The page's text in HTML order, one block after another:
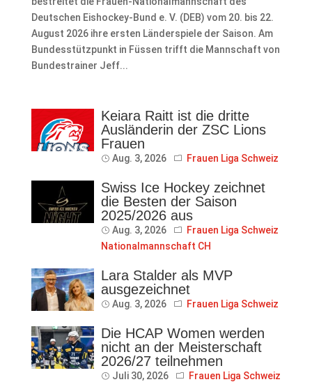
Deutschen Eishockey-Bund e. V. (DEB) vom 20. bis 22.
August 2026 ihre ersten Länderspiele der Saison. Am
Bundesstützpunkt in Füssen trifft die Mannschaft von
Bundestrainer Jeff...
Keiara Raitt ist die dritte
Ausländerin der ZSC Lions
Frauen
Aug. 3, 2026 Frauen Liga Schweiz
Swiss Ice Hockey zeichnet
die Besten der Saison
2025/2026 aus
Aug. 3, 2026
Frauen Liga Schweiz
Nationalmannschaft CH
Lara Stalder als MVP
ausgezeichnet
Aug. 3, 2026 Frauen Liga Schweiz
Die HCAP Women werden
nicht an der Meisterschaft
2026/27 teilnehmen
Juli 30, 2026 Frauen Liga Schweiz